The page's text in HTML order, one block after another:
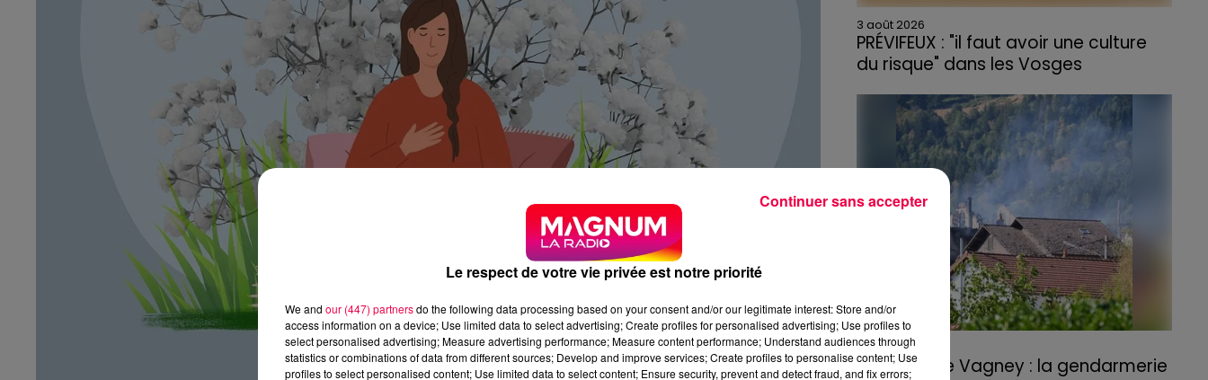
3 août 2026
PRÉVIFEUX : "il faut avoir une culture
du risque" dans les Vosges
3 août 2026
Incendie de Vagney : la gendarmerie
Le respect de votre vie privée est notre priorité
We and our (447) partnersdo the following data processing based on your consent and/or our legitimate interest: Store and/or
access information on a device; Use limited data to select advertising; Create profiles for personalised advertising; Use profiles to
select personalised advertising; Measure advertising performance; Measure content performance; Understand audiences through
statistics or combinations of data from different sources; Develop and improve services; Create profiles to personalise content; Use
profiles to select personalised content; Use limited data to select content; Ensure security, prevent and detect fraud, and fix errors;
Continuer sans accepter